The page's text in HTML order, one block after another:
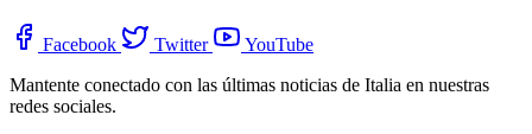
Facebook Twitter
YouTube
Mantente conectado con las últimas noticias de Italia en nuestras
redes sociales.